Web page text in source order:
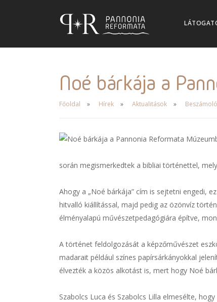
Noé bárkája a
Főoldal Hírek Aktualitások
során megismerkedtek a bibliai történettel,
Ahogy a „Noé bárkája” cím is sejtetni engedi,
hitvalló kiállítással, majd pedig az özönvíz
élményalapú művészetpedagógiára építve,
A történet feldolgozását a képzőművészet
madarait például színes papírsárkányokkal
élvezték a közös alkotást is, mert hogy Noé
Szabolcs Luca és Szabolcs Lilla elmesélte,